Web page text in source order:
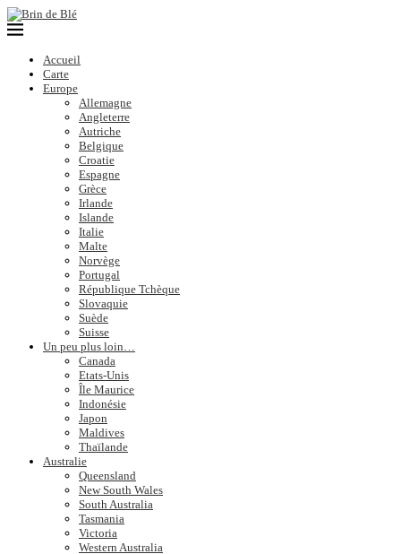
Accueil
Carte
Europe
Allemagne
Angleterre
Autriche
Belgique
Croatie
Espagne
Grèce
Irlande
Islande
Italie
Malte
Norvège
Portugal
République Tchèque
Slovaquie
Suède
Suisse
Un peu plus loin…
Canada
Etats-Unis
Île Maurice
Indonésie
Japon
Maldives
Thaïlande
Australie
Queensland
New South Wales
South Australia
Tasmania
Victoria
Western Australia